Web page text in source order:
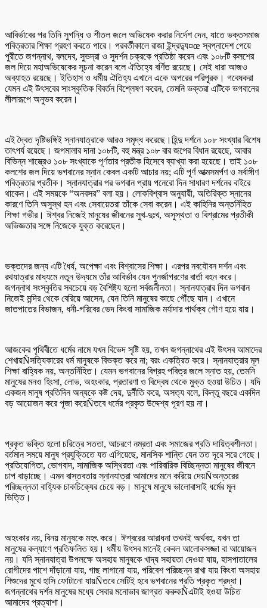
আবির্ভাবের পর তিনি সুগন্ধি ও শীতল জলে অভিষেক করার নির্দেশ দেন, যাতে ভক্তসমাজ
পবিত্রতার শিক্ষা গ্রহণ করতে পারে। পরবর্তীকালে রাজা ইন্দ্রদ্যু¤œ স্বপ্নাদেশ পেয়ে
পুরীতে জগন্নাথ, বলদেব, সুভদ্রা ও সুদর্শন চক্রকে প্রতিষ্ঠা করেন এবং ১০৮টি কলশের
জল দিয়ে মহাঅভিষেকের সূচনা করেন বলে ঐতিহ্যে বর্ণিত রয়েছে। সেই ধারা আজও
অব্যাহত রয়েছে। ইতিহাস ও ধর্মীয় ঐতিহ্য এখানে একে অপরের পরিপূরক। গবেষকরা
যেমন এই উৎসবের সাংস্কৃতিক বিবর্তন বিশ্লেষণ করেন, তেমনি ভক্তরা এটিকে ভগবানের
লীলারূপে অনুভব করেন।
এই দ্বৈত দৃষ্টিভঙ্গিই স্নানযাত্রাকে আরও সমৃদ্ধ করেছে।হিন্দু দর্শনে ১০৮ সংখ্যার বিশেষ
তাৎপর্য রয়েছে। জপমালার দানা ১০৮টি, বহু মন্ত্র ১০৮ বার জপের বিধান রয়েছে, আবার
বিভিন্ন শাস্ত্রেও ১০৮ সংখ্যাকে পূর্ণতার প্রতীক হিসেবে ব্যাখ্যা করা হয়েছে। তাই ১০৮
কলশের জল দিয়ে ভগবানের স্নান কেবল একটি আচার নয়; এটি পূর্ণ আত্মসমর্পণ ও সর্বাঙ্গীণ
পবিত্রতার প্রতীক। স্নানযাত্রার পর ভগবান প্রায় পনেরো দিন সাধারণ দর্শনের বাইরে
থাকেন। এই সময়কে “অনবসর” বলা হয়। লোকবিশ্বাস অনুযায়ী, অতিরিক্ত স্নানের
কারণে তিনি অসুস্থ হন এবং সেবায়েতরা তাঁকে সেবা করেন। এই কাহিনির অন্তর্নিহিত
শিক্ষা গভীর। ঈশ্বর নিজেই মানুষের জীবনের সুখ-দুঃখ, অসুস্থতা ও বিশ্রামের প্রতীকী
অভিজ্ঞতার সঙ্গে নিজেকে যুক্ত করেছেন।
ভক্তদের জন্য এটি ধৈর্য, অপেক্ষা এবং বিশ্বাসের শিক্ষা। এরপর নবযৌবন দর্শন এবং
রথযাত্রার মাধ্যমে নতুন উদ্যমে তাঁর আবির্ভাব যেন পুনর্জাগরণের বার্তা বহন করে।
জগন্নাথ সংস্কৃতির সবচেয়ে বড় বৈশিষ্ট্য হলো সর্বজনীনতা। স্নানযাত্রার দিন ভগবান
নিজেই মন্দির থেকে বেরিয়ে আসেন, যেন তিনি মানুষের কাছে পৌঁছে যান। এখানে
জাতপাতের বিভাজন, ধনী-গরিবের ভেদ কিংবা সামাজিক মর্যাদার পার্থক্য গৌণ হয়ে যায়।
আজকের পৃথিবীতে ধর্মের নামে যখন বিভেদ সৃষ্টি হয়, তখন জগন্নাথের এই উৎসব আমাদের
শেখায়Ñসত্যিকারের ধর্ম মানুষকে বিভক্ত করে না; বরং একত্রিত করে। স্নানযাত্রার মূল
শিক্ষা বাহ্যিক নয়, অন্তর্নিহিত। যেমন ভগবানের বিগ্রহ পবিত্র জলে স্নাত হয়, তেমনি
মানুষের মনও হিংসা, লোভ, অহংকার, প্রতারণা ও বিদ্বেষ থেকে মুক্ত হওয়া উচিত। যদি
একজন মানুষ প্রতিদিন অন্যকে কষ্ট দেয়, দুর্নীতি করে, অসত্য বলে, কিন্তু বছরে একদিন
বড় আয়োজন করে পূজা করেÑতবে ধর্মের প্রকৃত উদ্দেশ্য পূরণ হয় না।
প্রকৃত ভক্তি হলো চরিত্রে সততা, আচরণে নম্রতা এবং সমাজের প্রতি দায়িত্বশীলতা।
বর্তমান সময়ে মানুষ প্রযুক্তিতে যত এগিয়েছে, মানসিক শান্তি যেন তত দূরে সরে গেছে।
প্রতিযোগিতা, ভোগবাদ, সামাজিক অস্থিরতা এবং পারিবারিক বিচ্ছিন্নতা মানুষের জীবনে
চাপ বাড়াচ্ছে। এমন বাস্তবতায় স্নানযাত্রা আমাদের মনে করিয়ে দেয়Ñঅন্তরের
পরিচ্ছন্নতা বাহ্যিক চাকচিক্যের চেয়ে বড়। মানুষে মানুষে ভালোবাসাই ধর্মের মূল
ভিত্তি।
অহংকার নয়, বিনয় মানুষকে মহৎ করে। ঈশ্বরের আরাধনা তখনই অর্থবহ, যখন তা
মানুষের কল্যাণে প্রতিফলিত হয়। ধর্মীয় উৎসব মানেই কেবল আলোকসজ্জা বা আয়োজন
নয়। যদি স্নানযাত্রা উপলক্ষে অসহায় মানুষকে খাদ্য সহায়তা দেওয়া যায়, হাসপাতালের
রোগীদের পাশে দাঁড়ানো যায়, গাছ লাগানো যায়, পরিবেশ পরিচ্ছন্ন রাখা যায় কিংবা অসহায়
শিশুদের মুখে হাসি ফোটানো যায়Ñতবে সেটিই হবে ভগবানের প্রতি প্রকৃত শ্রদ্ধা।
জগন্নাথের দর্শন মানুষের মধ্যে সেবার মনোভাব জাগ্রত করুকÑএটাই হওয়া উচিত
আমাদের প্রত্যাশা।